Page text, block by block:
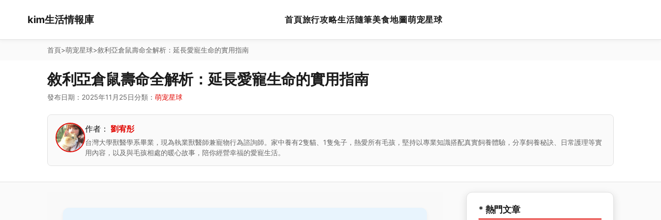
kim生活情報庫 首頁旅行攻略生活隨筆美食地圖萌宠星球
首頁>萌宠星球>敘利亞倉鼠壽命全解析：延長愛寵生命的實用指南
敘利亞倉鼠壽命全解析：延長愛寵生命的實用指南
發布日期：2025年11月25日分類： 萌宠星球
作者： 劉宥彤
台灣大學獸醫學系畢業，現為執業獸醫師兼寵物行為諮詢師。家中養有2隻貓、1隻兔子，熱愛所有毛孩，堅持以專業知識搭配真實飼養體驗，分享飼養秘訣、日常護理等實
用內容，以及與毛孩相處的暖心故事，陪你經營幸福的愛寵生活。
* 熱門文章